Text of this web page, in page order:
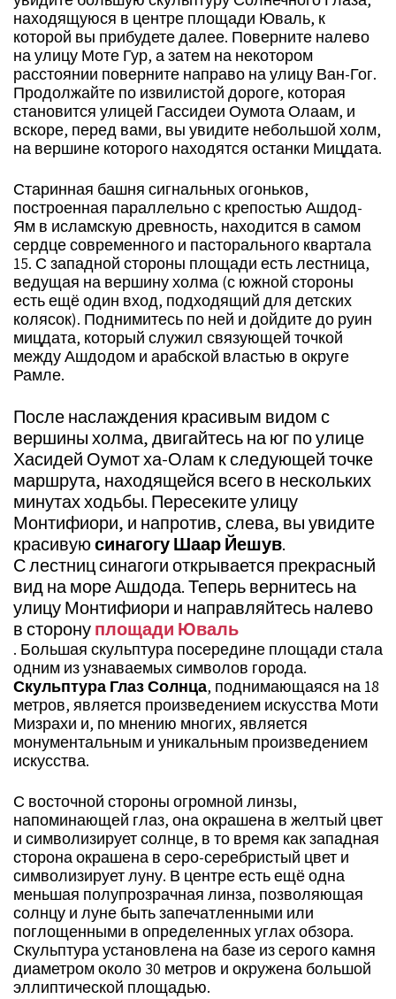
находящуюся в центре площади Юваль, к
которой вы прибудете далее. Поверните налево
на улицу Моте Гур, а затем на некотором
расстоянии поверните направо на улицу Ван-Гог.
Продолжайте по извилистой дороге, которая
становится улицей Гассидеи Оумота Олаам, и
вскоре, перед вами, вы увидите небольшой холм,
на вершине которого находятся останки Мицдата.
Старинная башня сигнальных огоньков,
построенная параллельно с крепостью Ашдод-
Ям в исламскую древность, находится в самом
сердце современного и пасторального квартала
15. С западной стороны площади есть лестница,
ведущая на вершину холма (с южной стороны
есть ещё один вход, подходящий для детских
колясок). Поднимитесь по ней и дойдите до руин
мицдата, который служил связующей точкой
между Ашдодом и арабской властью в округе
Рамле.
После наслаждения красивым видом с
вершины холма, двигайтесь на юг по улице
Хасидей Оумот ха-Олам к следующей точке
маршрута, находящейся всего в нескольких
минутах ходьбы. Пересеките улицу
Монтифиори, и напротив, слева, вы увидите
красивуюсинагогу Шаар Йешув.
С лестниц синагоги открывается прекрасный
вид на море Ашдода. Теперь вернитесь на
улицу Монтифиори и направляйтесь налево
в сторонуплощади Юваль
. Большая скульптура посередине площади стала
одним из узнаваемых символов города.
Скульптура Глаз Солнца, поднимающаяся на 18
метров, является произведением искусства Моти
Мизрахи и, по мнению многих, является
монументальным и уникальным произведением
искусства.
С восточной стороны огромной линзы,
напоминающей глаз, она окрашена в желтый цвет
и символизирует солнце, в то время как западная
сторона окрашена в серо-серебристый цвет и
символизирует луну. В центре есть ещё одна
меньшая полупрозрачная линза, позволяющая
солнцу и луне быть запечатленными или
поглощенными в определенных углах обзора.
Скульптура установлена на базе из серого камня
диаметром около 30 метров и окружена большой
эллиптической площадью.